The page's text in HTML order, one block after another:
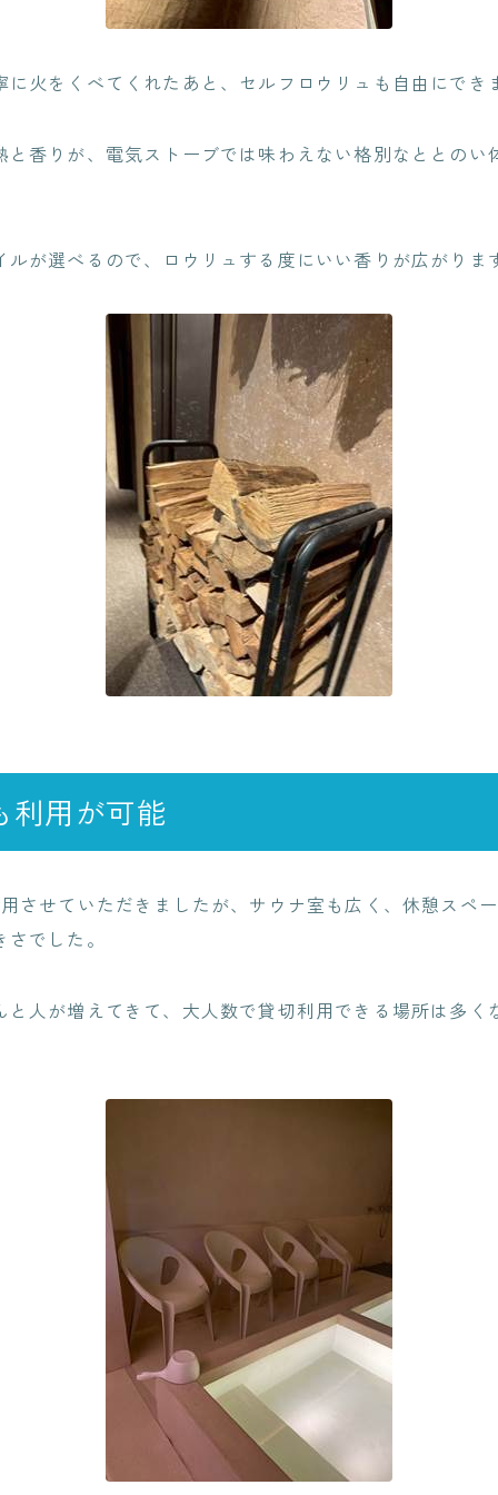
火をくべてくれたあと、セルフロウリュも自由にでき
香りが、電気ストーブでは味わえない格別なととのい
が選べるので、ロウリュする度にいい香りが広がりま
利用が可能
させていただきましたが、サウナ室も広く、休憩スペ
でした。
人が増えてきて、大人数で貸切利用できる場所は多く